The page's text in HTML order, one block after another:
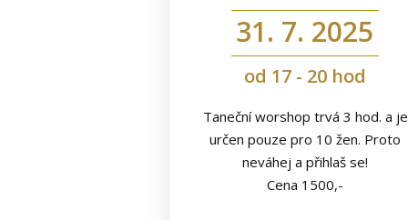
31. 7. 2025
od 17 - 20 hod
Taneční worshop trvá 3 hod. a je
určen pouze pro 10 žen. Proto
neváhej a přihlaš se!
Cena 1500,-